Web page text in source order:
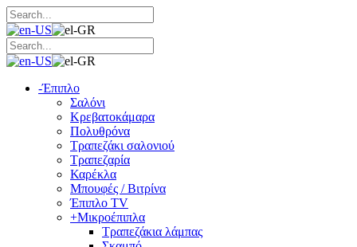
-Έπιπλο
Σαλόνι
Κρεβατοκάμαρα
Πολυθρόνα
Τραπεζάκι σαλονιού
Τραπεζαρία
Καρέκλα
Μπουφές / Βιτρίνα
Έπιπλο TV
+Μικροέπιπλα
Τραπεζάκια λάμπας